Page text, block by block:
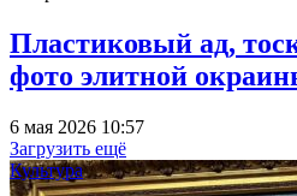
Пластиковый ад,
фото элитной
6 мая 2026 10:57
Загрузить ещё
Культура